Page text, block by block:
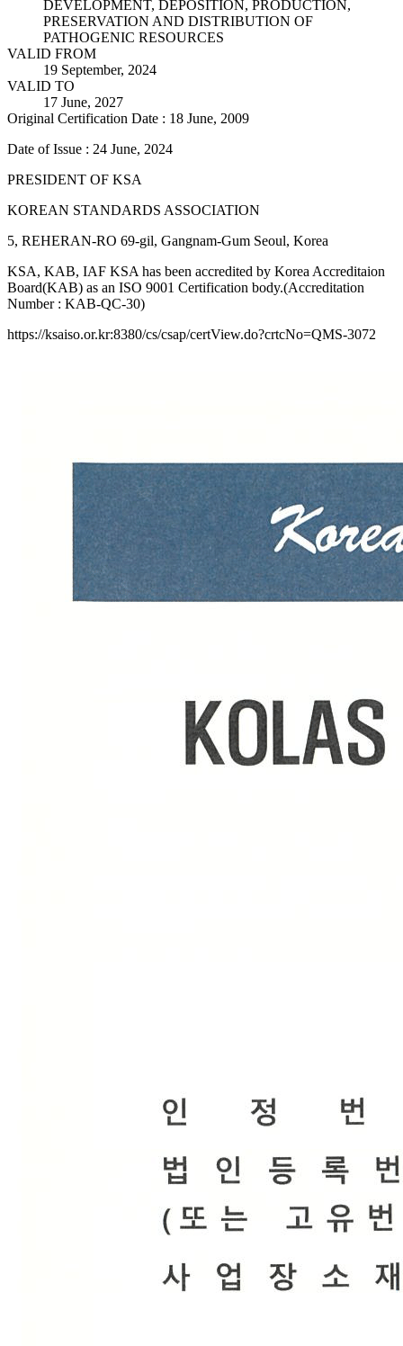
DEVELOPMENT, DEPOSITION, PRODUCTION,
PRESERVATION AND DISTRIBUTION OF
PATHOGENIC RESOURCES
VALID FROM
19 September, 2024
VALID TO
17 June, 2027
Original Certification Date : 18 June, 2009
Date of Issue : 24 June, 2024
PRESIDENT OF KSA
KOREAN STANDARDS ASSOCIATION
5, REHERAN-RO 69-gil, Gangnam-Gum Seoul, Korea
KSA, KAB, IAF KSA has been accredited by Korea Accreditaion
Board(KAB) as an ISO 9001 Certification body.(Accreditation
Number : KAB-QC-30)
https://ksaiso.or.kr:8380/cs/csap/certView.do?crtcNo=QMS-3072